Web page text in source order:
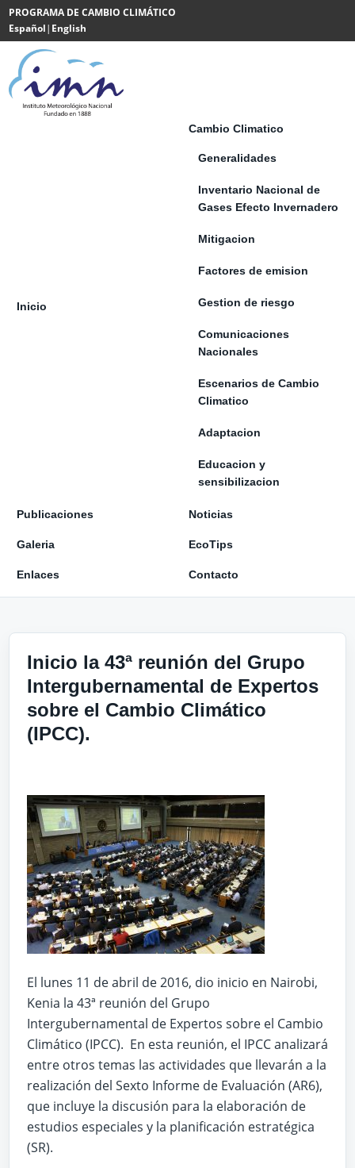
Saltar al contenido
PROGRAMA DE CAMBIO CLIMÁTICO
Español| English
Powered
by
Translate
Inicio
Cambio Climatico
Generalidades
Inventario Nacional de
Gases Efecto Invernadero
Mitigacion
Factores de emision
Gestion de riesgo
Comunicaciones
Nacionales
Escenarios de Cambio
Climatico
Adaptacion
Educacion y
sensibilizacion
Publicaciones Noticias
Galeria EcoTips
Enlaces Contacto
Inicio la 43ª reunión del Grupo
Intergubernamental de Expertos
sobre el Cambio Climático
(IPCC).
El lunes 11 de abril de 2016, dio inicio en Nairobi,
Kenia la 43ª reunión del Grupo
Intergubernamental de Expertos sobre el Cambio
Climático (IPCC). En esta reunión, el IPCC analizará
entre otros temas las actividades que llevarán a la
realización del Sexto Informe de Evaluación (AR6),
que incluye la discusión para la elaboración de
estudios especiales y la planificación estratégica
(SR).